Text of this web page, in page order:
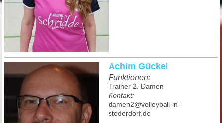
Achim Gückel
Funktionen:
Trainer 2. Damen
Kontakt:
damen2@volleyball-in-
stederdorf.de